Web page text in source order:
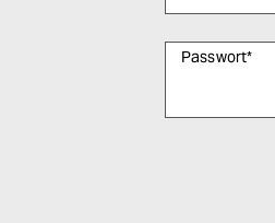
Passwort*